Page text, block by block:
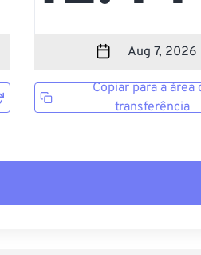
Copiar para a área
transferência